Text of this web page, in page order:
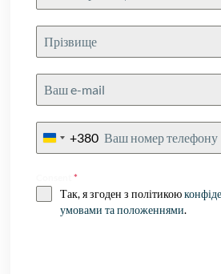
Ukraine
+380
Consent*
Так, я згоден з політикою
умовами та положеннями.